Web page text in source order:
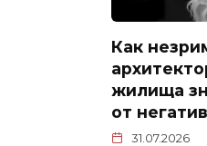
Как
жилища
от
31.07.2026